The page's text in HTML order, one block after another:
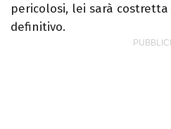
pericolosi, lei sarà
definitivo.